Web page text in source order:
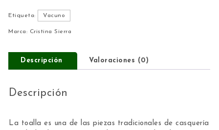
Etiqueta: Vacuno
Marca: Cristina Sierra
Descripción Valoraciones (0)
Descripción
La toalla es una de las piezas tradicionales de casquería